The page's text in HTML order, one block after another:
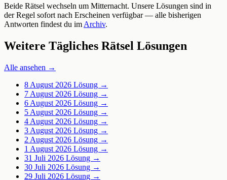
Beide Rätsel wechseln um Mitternacht. Unsere Lösungen sind in
der Regel sofort nach Erscheinen verfügbar — alle bisherigen
Antworten findest du im Archiv.
Weitere Tägliches Rätsel Lösungen
Alle ansehen →
8 August 2026 Lösung →
7 August 2026 Lösung →
6 August 2026 Lösung →
5 August 2026 Lösung →
4 August 2026 Lösung →
3 August 2026 Lösung →
2 August 2026 Lösung →
1 August 2026 Lösung →
31 Juli 2026 Lösung →
30 Juli 2026 Lösung →
29 Juli 2026 Lösung →